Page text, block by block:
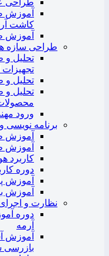
طراحی
آموزش
کاشت
آموزش
طراحی سازه
تحلیل و
تجهیزات
تحلیل و
تحلیل و
ورود
برنامه
آموزش
آموزش
کاربرد
دوره
آموزش
آموزش
نظارت و
دوره
آرمه
آموزش
بازرسی